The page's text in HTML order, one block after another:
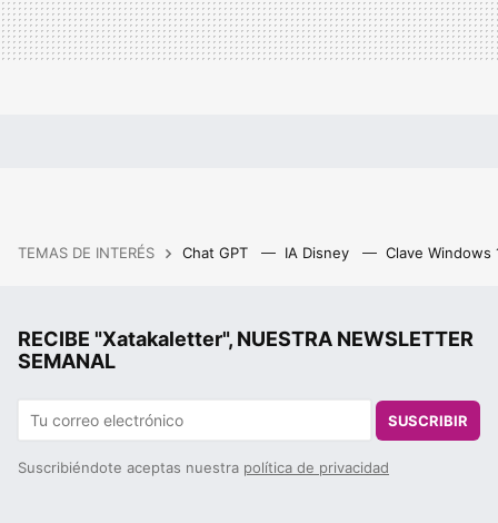
TEMAS DE INTERÉS Chat GPT IA Disney Clave Windows
RECIBE "Xatakaletter", NUESTRA NEWSLETTER
SEMANAL
SUSCRIBIR
Suscribiéndote aceptas nuestra política de privacidad